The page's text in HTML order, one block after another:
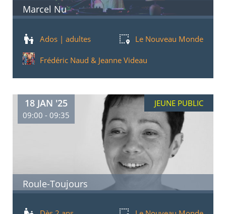
Marcel Nu
Ados | adultes Le Nouveau Monde
Frédéric Naud & Jeanne Videau
Roule-Toujours
18 JAN '25
09:00 - 09:35
JEUNE PUBLIC